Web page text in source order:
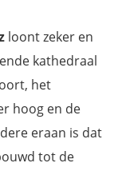
loont zeker en
kathedraal
het
hoog en de
eraan is dat
tot de